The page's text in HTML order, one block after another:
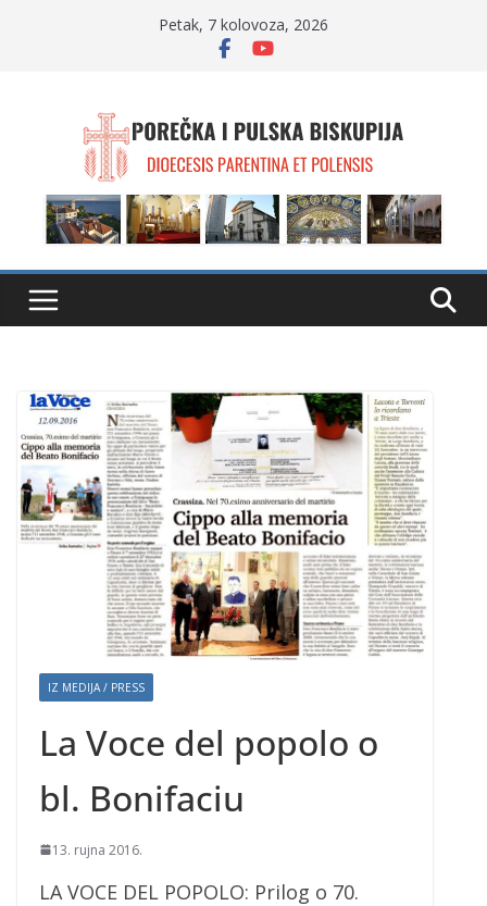
Petak, 7 kolovoza, 2026
IZ MEDIJA / PRESS
La Voce del popolo o
bl. Bonifaciu
13. rujna 2016.
LA VOCE DEL POPOLO: Prilog o 70.